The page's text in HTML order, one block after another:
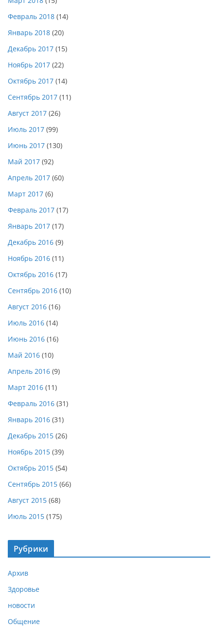
Февраль 2018 (14)
Январь 2018 (20)
Декабрь 2017 (15)
Ноябрь 2017 (22)
Октябрь 2017 (14)
Сентябрь 2017 (11)
Август 2017 (26)
Июль 2017 (99)
Июнь 2017 (130)
Май 2017 (92)
Апрель 2017 (60)
Март 2017 (6)
Февраль 2017 (17)
Январь 2017 (17)
Декабрь 2016 (9)
Ноябрь 2016 (11)
Октябрь 2016 (17)
Сентябрь 2016 (10)
Август 2016 (16)
Июль 2016 (14)
Июнь 2016 (16)
Май 2016 (10)
Апрель 2016 (9)
Март 2016 (11)
Февраль 2016 (31)
Январь 2016 (31)
Декабрь 2015 (26)
Ноябрь 2015 (39)
Октябрь 2015 (54)
Сентябрь 2015 (66)
Август 2015 (68)
Июль 2015 (175)
Рубрики
Архив
Здоровье
новости
Общение